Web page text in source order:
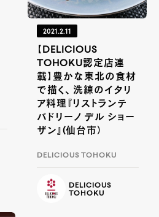
2021.2.11
【DELICIOUS
TOHOKU認定店連
載】豊かな東北の食材
で描く、 洗練のイタリ
ア料理『リストランテ
パドリーノ デル ショー
ザン』(仙台市）
DELICIOUS TOHOKU
DELICIOUS
TOHOKU